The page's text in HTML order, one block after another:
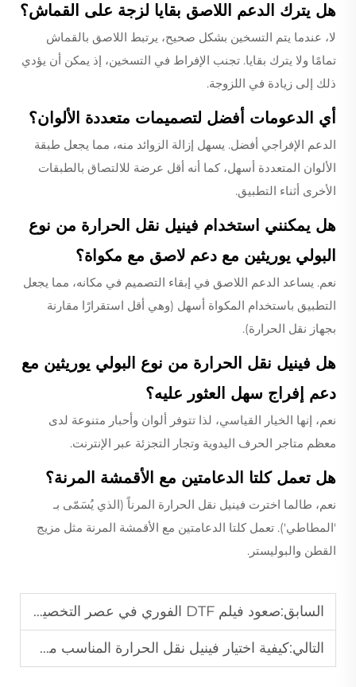
هل يترك الدعم اللاصق بقايا لزجة على القماش؟
لا، عندما يتم التسخين بشكل صحيح، يرتبط اللاصق بالقماش
تمامًا ولا يترك بقايا. تجنب الإفراط في التسخين، إذ يمكن أن يؤدي
ذلك إلى زيادة في اللزوجة.
أي الدعومات أفضل لتصميمات متعددة الألوان؟
الدعم الإفراجي أفضل. يسهل إزالة الزوائد منه، مما يجعل طبقة
الألوان المتعددة أسهل، كما أنه أقل عرضة للالتصاق بالطبقات
الأخرى أثناء التطبيق.
هل يمكنني استخدام فينيل نقل الحرارة من نوع
البولي يوريثين مع دعم لاصق مع مكواة؟
نعم. يساعد الدعم اللاصق في إبقاء التصميم في مكانه، مما يجعل
التطبيق باستخدام المكواة أسهل (وهي أقل استقرارًا مقارنة
بجهاز نقل الحرارة).
هل فينيل نقل الحرارة من نوع البولي يوريثين مع
دعم إفراج سهل العثور عليه؟
نعم، إنها الخيار القياسي، لذا تتوفر ألوان وأحبار متنوعة لدى
معظم متاجر الحرف اليدوية وتجار التجزئة عبر الإنترنت.
هل تعمل كلتا الدعامتين مع الأقمشة المرنة؟
نعم، طالما اخترت فينيل نقل الحرارة المرناً (الذي يُسَمّى بـ
'المطاطي'). تعمل كلتا الدعامتين مع الأقمشة المرنة مثل مزيج
القطن والبوليستر.
السابق:صعود فيلم DTF الفوري في عصر التخصيص حسب الطلب
التالي:كيفية اختيار فينيل نقل الحرارة المناسب من مادة البولي يوريثين لطباعة الملابس